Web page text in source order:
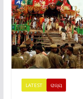
LATEST ରାଜ୍ୟ